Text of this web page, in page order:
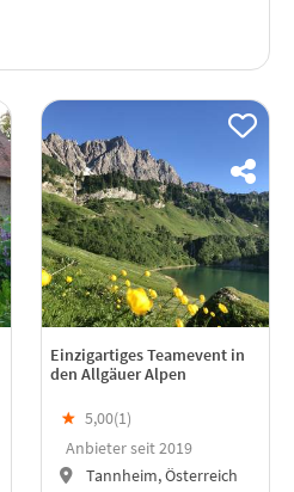
Einzigartiges Teamevent in
den Allgäuer Alpen
★ 5,00(1)
Anbieter seit 2019
Tannheim, Österreich